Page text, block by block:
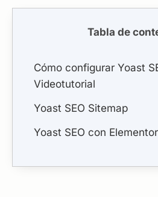
Tabla de
Cómo configurar Yoast
Videotutorial
Yoast SEO Sitemap
Yoast SEO con Elementor